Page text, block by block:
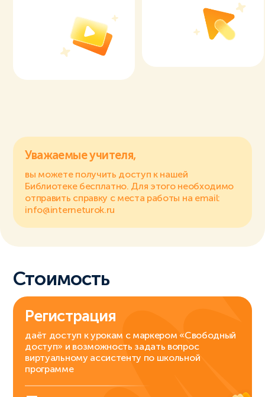
Уважаемые учителя,
вы можете получить доступ к нашей
Библиотеке бесплатно. Для этого необходимо
отправить справку с места работы на email:
info@interneturok.ru
Стоимость
Регистрация
даёт доступ к урокам с маркером «Свободный
доступ» и возможность задать вопрос
виртуальному ассистенту по школьной
программе